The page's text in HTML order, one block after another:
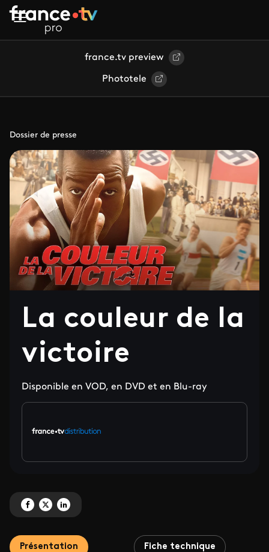
Aller au contenu principal
france.tv preview
Phototele
Dossier de presse
La couleur de la
victoire
Disponible en VOD, en DVD et en Blu-ray
Partagez 'La couleur de la victoire' sur Facebook
Partagez 'La couleur de la victoire' sur X
Partagez 'La couleur de la victoire' sur LinkedIn
Présentation Fiche technique